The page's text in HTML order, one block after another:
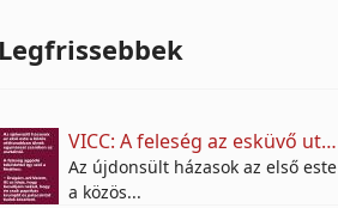
Legfrissebbek
VICC: A feleség az esküvő után színt vall a férjének.
Az újdonsült házasok az első este
a közös...